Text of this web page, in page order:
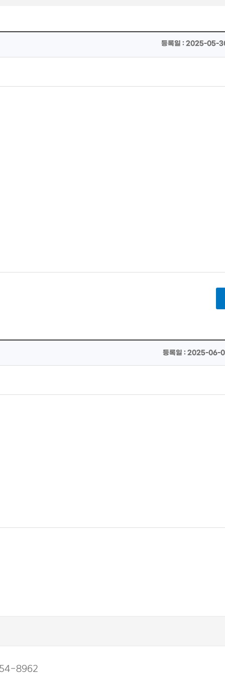
등록일 : 2025-05-
등록일 : 2025-06-
8962